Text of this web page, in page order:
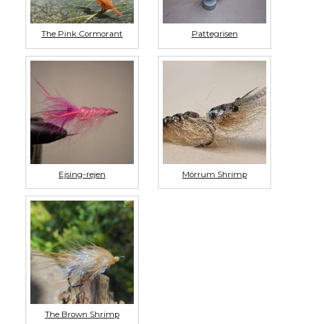
The Pink Cormorant Pattegrisen
Ejsing-rejen Mörrum Shrimp
The Brown Shrimp